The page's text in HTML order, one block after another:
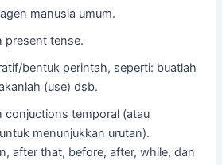
manusia umum.
present tense.
bentuk perintah, seperti: buatlah
(use) dsb.
conjuctions temporal (atau
menunjukkan urutan).
after that, before, after, while, dan